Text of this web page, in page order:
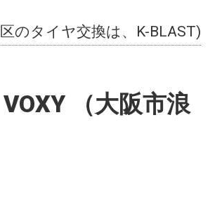
のタイヤ交換は、K-BLAST)
（大阪市浪